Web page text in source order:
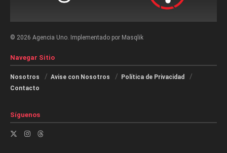
© 2026 Agencia Uno. Implementado por Masqlik
Navegar Sitio
Nosotros Avise con Nosotros
Política de Privacidad
Contacto
Síguenos